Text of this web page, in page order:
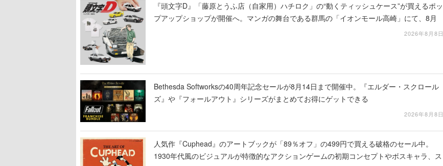
『頭文字D』「藤原とうふ店（自家用）ハチロク」の“動くティッシュケース”が買えるポッ
プアップショップが開催へ。マンガの舞台である群馬の「イオンモール高崎」にて、8月
2026年8月8日
Bethesda Softworksの40周年記念セールが8月14日まで開催中。『エルダー・スクロール
ズ』や『フォールアウト』シリーズがまとめてお得にゲットできる
2026年8月8日
人気作『Cuphead』のアートブックが「89％オフ」の499円で買える破格のセール中。
1930年代風のビジュアルが特徴的なアクションゲームの初期コンセプトやボスキャラ、ス